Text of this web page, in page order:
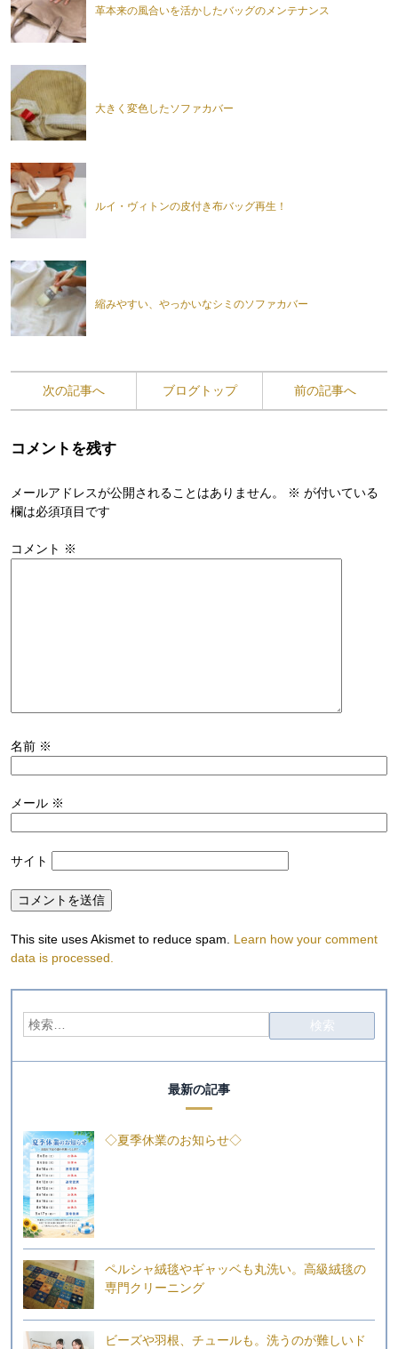
革本来の風合いを活かしたバッグのメンテナンス
大きく変色したソファカバー
ルイ・ヴィトンの皮付き布バッグ再生！
縮みやすい、やっかいなシミのソファカバー
次の記事へ ブログトップ 前の記事へ
コメントを残す
メールアドレスが公開されることはありません。 ※ が付いている
欄は必須項目です
コメント ※
名前 ※
メール ※
サイト
This site uses Akismet to reduce spam. Learn how your comment
data is processed.
最新の記事
◇夏季休業のお知らせ◇
ペルシャ絨毯やギャッベも丸洗い。高級絨毯の
専門クリーニング
ビーズや羽根、チュールも。洗うのが難しいド